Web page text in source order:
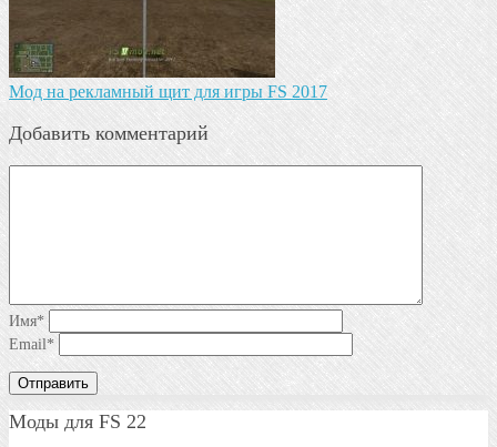
Мод на рекламный щит для игры FS 2017
Добавить комментарий
Имя*
Email*
Моды для FS 22